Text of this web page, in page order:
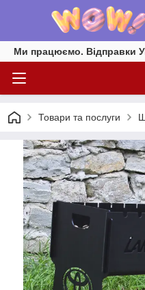
Ми працюємо. Відправки
Товари та послуги